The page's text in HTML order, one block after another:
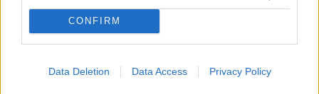
CONFIRM
Data Deletion Data Access Privacy Policy
Προϊόν εργαστηρίου ή της φύσης ο
κορωνοϊός; Άλλα έλεγε δημόσια ο